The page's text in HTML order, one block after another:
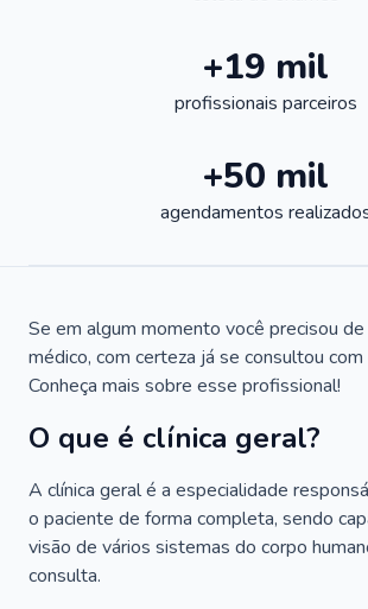
+19 mil
profissionais parceiros
+50 mil
agendamentos
Se em algum momento você precisou
médico, com certeza já se consultou com
Conheça mais sobre esse profissional!
O que é clínica geral?
A clínica geral é a especialidade
o paciente de forma completa, sendo
visão de vários sistemas do corpo
consulta.